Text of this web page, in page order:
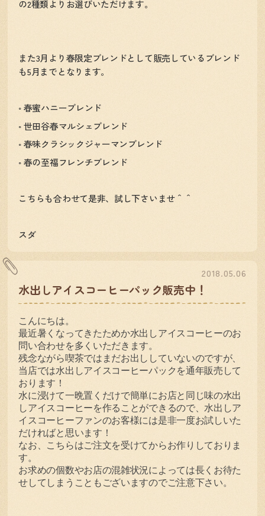
の2種類よりお選びいただけます。
また3月より春限定ブレンドとして販売しているブレンド
も5月までとなります。
◦ 春蜜ハニーブレンド
◦ 世田谷春マルシェブレンド
◦ 春味クラシックジャーマンブレンド
◦ 春の至福フレンチブレンド
こちらも合わせて是非、試し下さいませ＾＾
スダ
2018.05.06
水出しアイスコーヒーパック販売中！
こんにちは。
最近暑くなってきたためか水出しアイスコーヒーのお
問い合わせを多くいただきます。
残念ながら喫茶ではまだお出ししていないのですが、
当店では水出しアイスコーヒーパックを通年販売して
おります！
水に浸けて一晩置くだけで簡単にお店と同じ味の水出
しアイスコーヒーを作ることができるので、水出しア
イスコーヒーファンのお客様には是非一度お試しいた
だければと思います！
なお、こちらはご注文を受けてからお作りしておりま
す。
お求めの個数やお店の混雑状況によっては長くお待た
せしてしまうこともございますのでご注意下さい。